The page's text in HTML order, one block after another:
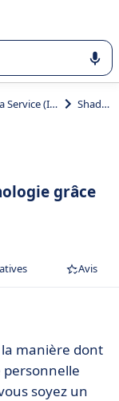
sélection de
Infrastructure as a Service (IaaS) Shadow
grâce
Avis
manière dont
soyez un